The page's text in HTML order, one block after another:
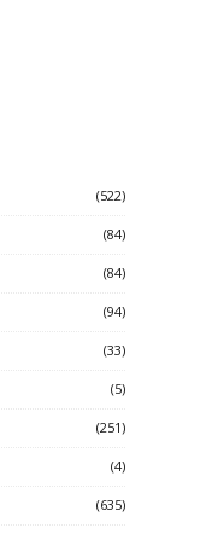
(522)
(84)
(84)
(94)
(33)
(5)
(251)
(4)
(635)